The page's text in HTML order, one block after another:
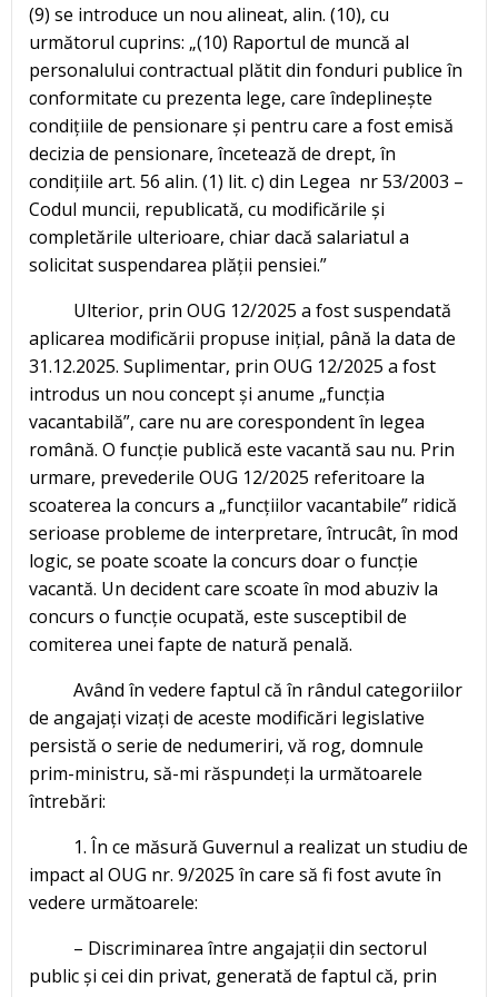
(9) se introduce un nou alineat, alin. (10), cu
următorul cuprins: „(10) Raportul de muncă al
personalului contractual plătit din fonduri publice în
conformitate cu prezenta lege, care îndeplinește
condițiile de pensionare și pentru care a fost emisă
decizia de pensionare, încetează de drept, în
condițiile art. 56 alin. (1) lit. c) din Legea nr 53/2003 –
Codul muncii, republicată, cu modificările și
completările ulterioare, chiar dacă salariatul a
solicitat suspendarea plății pensiei.”
Ulterior, prin OUG 12/2025 a fost suspendată
aplicarea modificării propuse inițial, până la data de
31.12.2025. Suplimentar, prin OUG 12/2025 a fost
introdus un nou concept și anume „funcția
vacantabilă”, care nu are corespondent în legea
română. O funcție publică este vacantă sau nu. Prin
urmare, prevederile OUG 12/2025 referitoare la
scoaterea la concurs a „funcțiilor vacantabile” ridică
serioase probleme de interpretare, întrucât, în mod
logic, se poate scoate la concurs doar o funcție
vacantă. Un decident care scoate în mod abuziv la
concurs o funcție ocupată, este susceptibil de
comiterea unei fapte de natură penală.
Având în vedere faptul că în rândul categoriilor
de angajați vizați de aceste modificări legislative
persistă o serie de nedumeriri, vă rog, domnule
prim-ministru, să-mi răspundeți la următoarele
întrebări:
1. În ce măsură Guvernul a realizat un studiu de
impact al OUG nr. 9/2025 în care să fi fost avute în
vedere următoarele:
– Discriminarea între angajații din sectorul
public și cei din privat, generată de faptul că, prin